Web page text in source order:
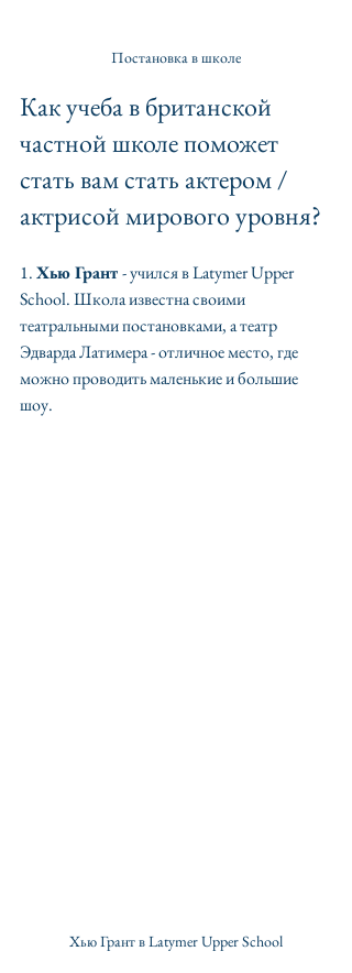
Постановка в школе
Как учеба в британской
частной школе поможет
стать вам стать актером /
актрисой мирового уровня?
1. Хью Грант - учился в Latymer Upper
School. Школа известна своими
театральными постановками, а театр
Эдварда Латимера - отличное место, где
можно проводить маленькие и большие
шоу.
Хью Грант в Latymer Upper School